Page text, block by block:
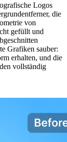
Logos
die
von
gefüllt und
Grafiken sauber:
erhalten, und die
vollständig